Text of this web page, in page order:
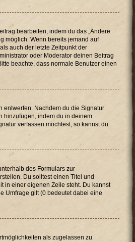
bearbeiten, indem du das „Ändere
möglich. Wenn bereits jemand auf
auch der letzte Zeitpunkt der
oder Moderator deinen Beitrag
beachte, dass normale Benutzer einen
entwerfen. Nachdem du die Signatur
hinzufügen, indem du in deinem
verfassen möchtest, so kannst du
des Formulars zur
Du solltest einen Titel und
in einer eigenen Zeile steht. Du kannst
Umfrage gilt (0 bedeutet dabei eine
als zugelassen zu